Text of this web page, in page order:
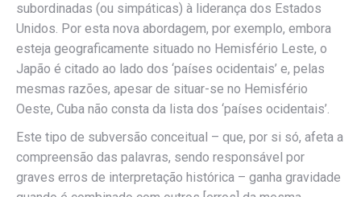
subordinadas (ou simpáticas) à liderança dos Estados
Unidos. Por esta nova abordagem, por exemplo, embora
esteja geograficamente situado no Hemisfério Leste, o
Japão é citado ao lado dos ‘países ocidentais’ e, pelas
mesmas razões, apesar de situar-se no Hemisfério
Oeste, Cuba não consta da lista dos ‘países ocidentais’.
Este tipo de subversão conceitual – que, por si só, afeta a
compreensão das palavras, sendo responsável por
graves erros de interpretação histórica – ganha gravidade